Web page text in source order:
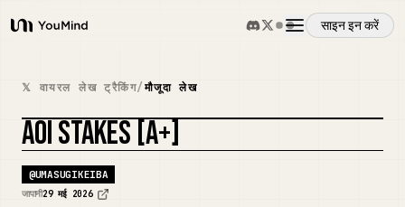
YouMind
साइन इन करें
अवलोकन
उपयोग के मामले
कौशल
𝕏 वायरल लेख ट्रैकिंग/मौजूदा लेख
AOI STAKES [A+]
@UMASUGIKEIBA
जापानी29 मई 2026